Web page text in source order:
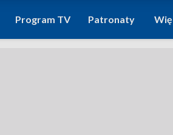
Program TV Patronaty